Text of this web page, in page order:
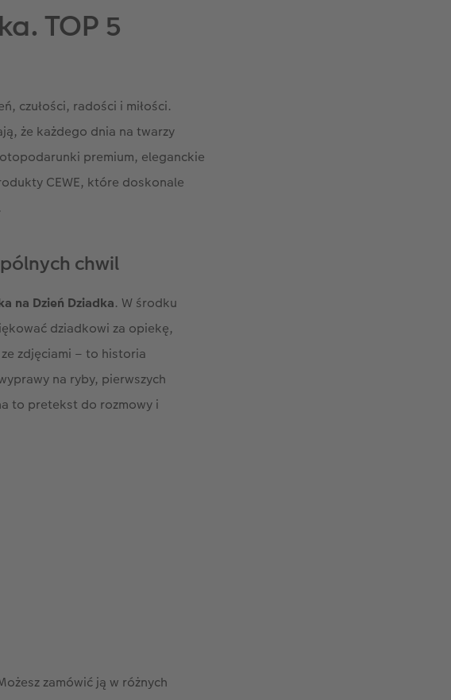
CEWE stworzysz zaledwie w
online
Dodaj zdjęcia z telefonu lub
dodaj życzenia i ozdobne
do dopracowania detali.
jeszcze więcej radości.
TOP 5
czułości, radości i miłości.
że każdego dnia na twarzy
premium, eleganckie
CEWE, które doskonale
chwil
na Dzień Dziadka. W środku
dziadkowi za opiekę,
zdjęciami – to historia
na ryby, pierwszych
to pretekst do rozmowy i
zamówić ją w różnych